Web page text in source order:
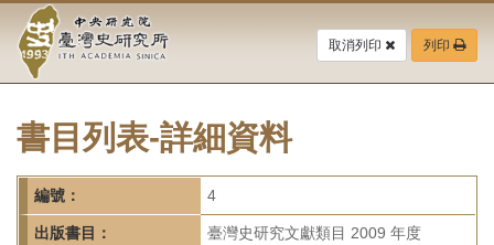
要
中
央
研
究
院-
取消列印 列印
書目列表-詳細資料
編號： 4
出版書目： 臺灣史研究文獻類目 2009 年度